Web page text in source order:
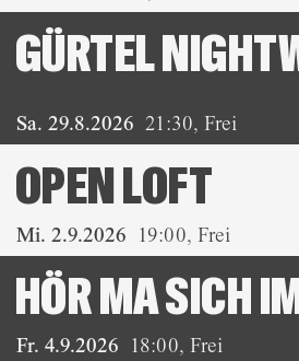
Sa. 29.8.2026 21:30,Frei
GÜRTEL
Mi. 2.9.2026 19:00,Frei
OPEN LOFT
Fr. 4.9.2026 18:00,Frei
HÖR MA SICH